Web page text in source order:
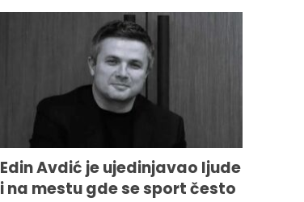
Edin Avdić je ujedinjavao ljude
i na mestu gde se sport često